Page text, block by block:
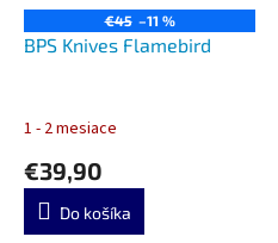
€45 –11 %
BPS Knives Flamebird
1 - 2 mesiace
€39,90
Do košíka